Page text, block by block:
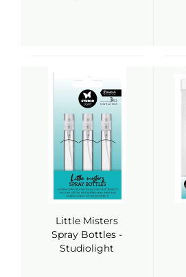
Little Misters
Spray Bottles -
Studiolight